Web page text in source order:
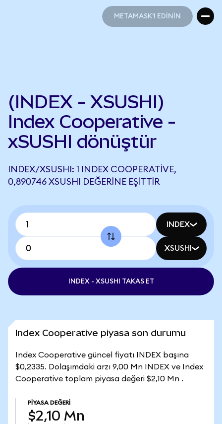
METAMASK'I EDİNİN
(INDEX - XSUSHI)
Index Cooperative -
xSUSHI dönüştür
INDEX/XSUSHI: 1 INDEX COOPERATIVE,
0,890746 XSUSHI DEĞERINE EŞITTIR
INDEX
XSUSHI
INDEX - XSUSHI TAKAS ET
Index Cooperative piyasa son durumu
Index Cooperative güncel fiyatı INDEX başına
$0,2335. Dolaşımdaki arzı 9,00 Mn INDEX ve Index
Cooperative toplam piyasa değeri $2,10 Mn .
PIYASA DEĞERI
$2,10 Mn